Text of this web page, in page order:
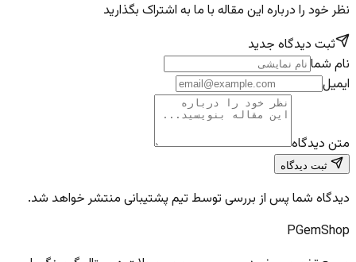
نظر خود را درباره این مقاله با ما به اشتراک بگذارید
ثبت دیدگاه جدید
نام شما
ایمیل
متن دیدگاه
ثبت دیدگاه
دیدگاه شما پس از بررسی توسط تیم پشتیبانی منتشر خواهد شد.
PGemShop